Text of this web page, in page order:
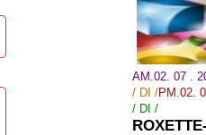
AM.02. 07 .
/ DI /PM.02.
/ DI /